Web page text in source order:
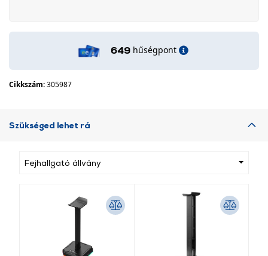
649 hűségpont
Cikkszám:305987
Szükséged lehet rá
Fejhallgató állvány